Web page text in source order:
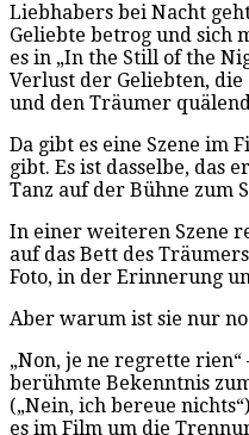
Liebhabers bei Nacht
Geliebte betrog und sich
es in „In the Still of the
Verlust der Geliebten,
und den Träumer
Da gibt es eine Szene im
gibt. Es ist dasselbe, das
Tanz auf der Bühne zum
In einer weiteren Szene
auf das Bett des
Foto, in der Erinnerung
Aber warum ist sie nur
„Non, je ne regrette rien“
berühmte Bekenntnis
(„Nein, ich bereue
es im Film um die